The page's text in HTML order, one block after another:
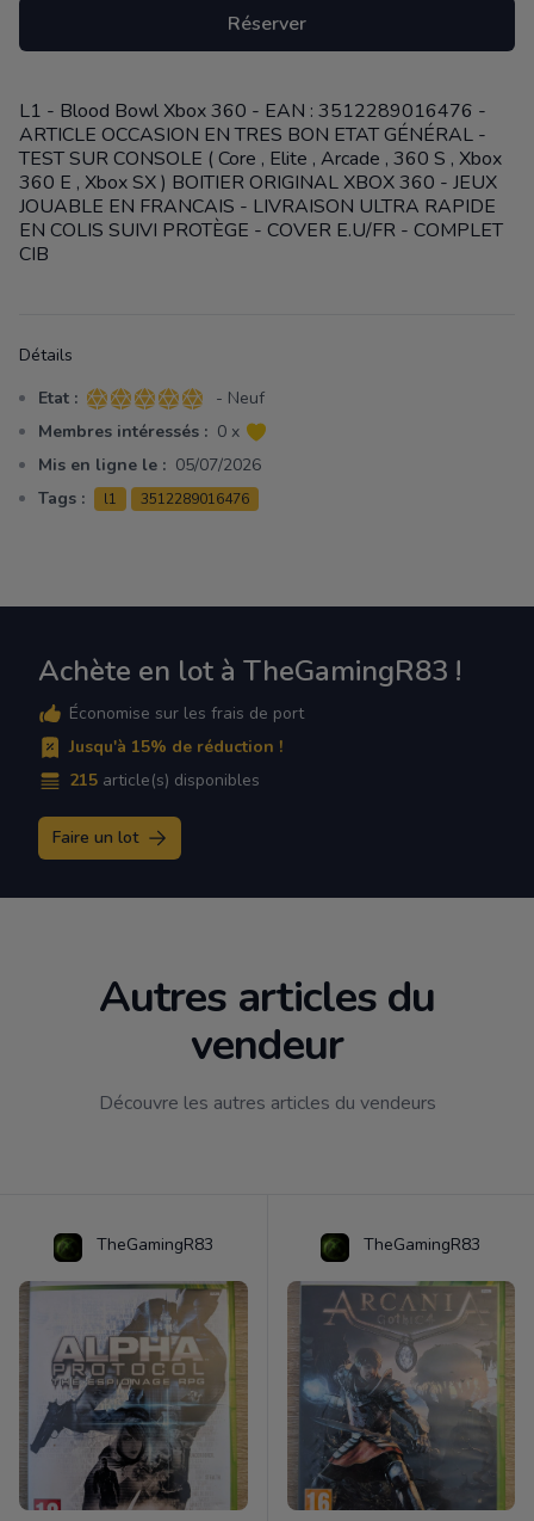
Réserver
Description
L1 - Blood Bowl Xbox 360 - EAN : 3512289016476 -
ARTICLE OCCASION EN TRES BON ETAT GÉNÉRAL -
TEST SUR CONSOLE ( Core , Elite , Arcade , 360 S , Xbox
360 E , Xbox SX ) BOITIER ORIGINAL XBOX 360 - JEUX
JOUABLE EN FRANCAIS - LIVRAISON ULTRA RAPIDE
EN COLIS SUIVI PROTÈGE - COVER E.U/FR - COMPLET
CIB
Détails
Etat : 5 sur 5 étoiles
- Neuf
Membres intéressés : 0 x
Mis en ligne le : 05/07/2026
Tags :
l1 3512289016476
Achète en lot à TheGamingR83 !
Économise sur les frais de port
Jusqu'à 15% de réduction !
215 article(s) disponibles
Faire un lot
Autres articles du
vendeur
Découvre les autres articles du vendeurs
TheGamingR83 TheGamingR83